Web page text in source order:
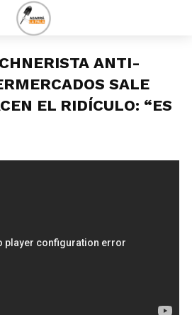
ANTI-
SALE
EL RIDÍCULO: “ES